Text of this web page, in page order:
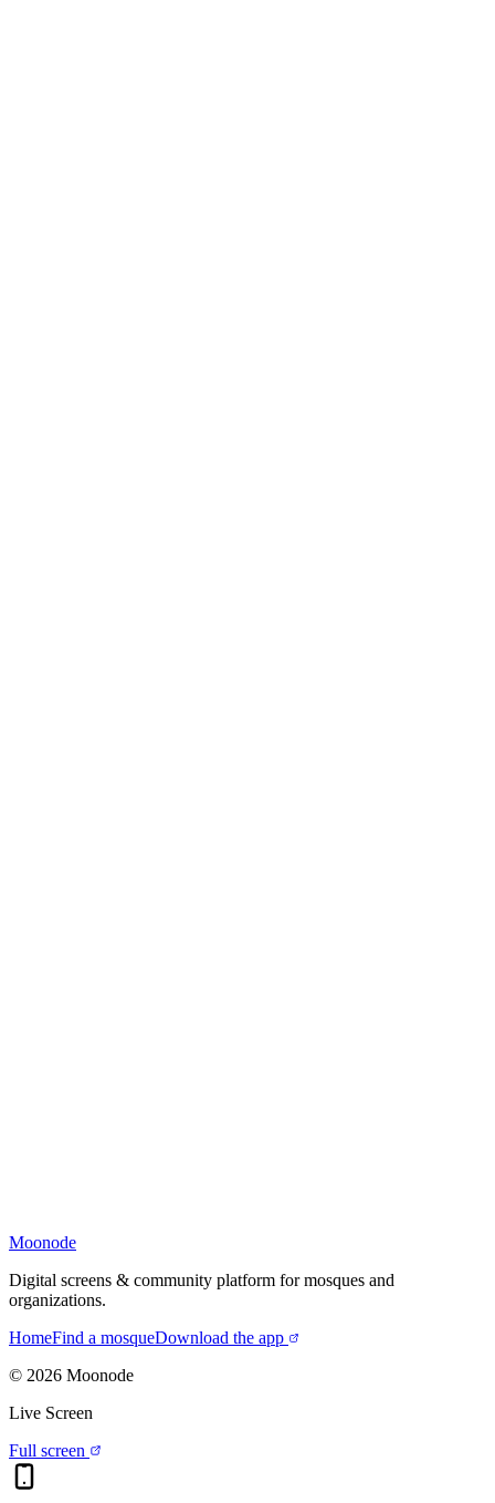
Moonode
Digital screens & community platform for mosques and
organizations.
HomeFind a mosqueDownload the app
© 2026 Moonode
Live Screen
Full screen